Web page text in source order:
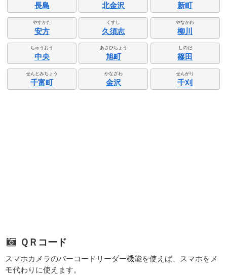
長島 北金沢 新町
やすかた
安方
くすし
久須志
やなかわ
柳川
ちゅうおう
中央
あさひちょう
旭町
しのだ
篠田
せんとみちょう
千富町
かなざわ
金沢
せんがり
千刈
ＱＲコード
スマホカメラのバーコードリーダー機能を使えば、スマホをメ
モ代わりに使えます。